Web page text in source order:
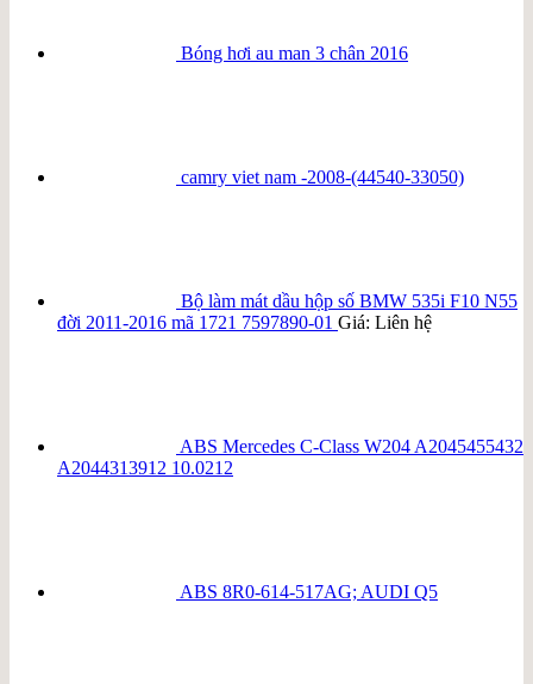
Bóng hơi au man 3 chân 2016
camry viet nam -2008-(44540-33050)
Bộ làm mát dầu hộp số BMW 535i F10 N55
đời 2011-2016 mã 1721 7597890-01 Giá: Liên hệ
ABS Mercedes C-Class W204 A2045455432
A2044313912 10.0212
ABS 8R0-614-517AG; AUDI Q5